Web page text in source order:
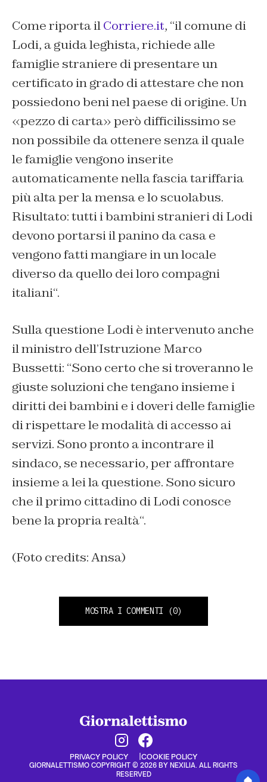
Come riporta ilCorriere.it, “il comune di
Lodi, a guida leghista, richiede alle
famiglie straniere di presentare un
certificato in grado di attestare che non
possiedono beni nel paese di origine. Un
«pezzo di carta» però difficilissimo se
non possibile da ottenere senza il quale
le famiglie vengono inserite
automaticamente nella fascia tariffaria
più alta per la mensa e lo scuolabus.
Risultato: tutti i bambini stranieri di Lodi
devono portarsi il panino da casa e
vengono fatti mangiare in un locale
diverso da quello dei loro compagni
italiani“.
Sulla questione Lodi è intervenuto anche
il ministro dell’Istruzione Marco
Bussetti: “Sono certo che si troveranno le
giuste soluzioni che tengano insieme i
diritti dei bambini e i doveri delle famiglie
di rispettare le modalità di accesso ai
servizi. Sono pronto a incontrare il
sindaco, se necessario, per affrontare
insieme a lei la questione. Sono sicuro
che il primo cittadino di Lodi conosce
bene la propria realtà“.
(Foto credits: Ansa)
MOSTRA I COMMENTI (0)
PRIVACY POLICY COOKIE POLICY
GIORNALETTISMO COPYRIGHT © 2026 BY NEXILIA. ALL RIGHTS
RESERVED